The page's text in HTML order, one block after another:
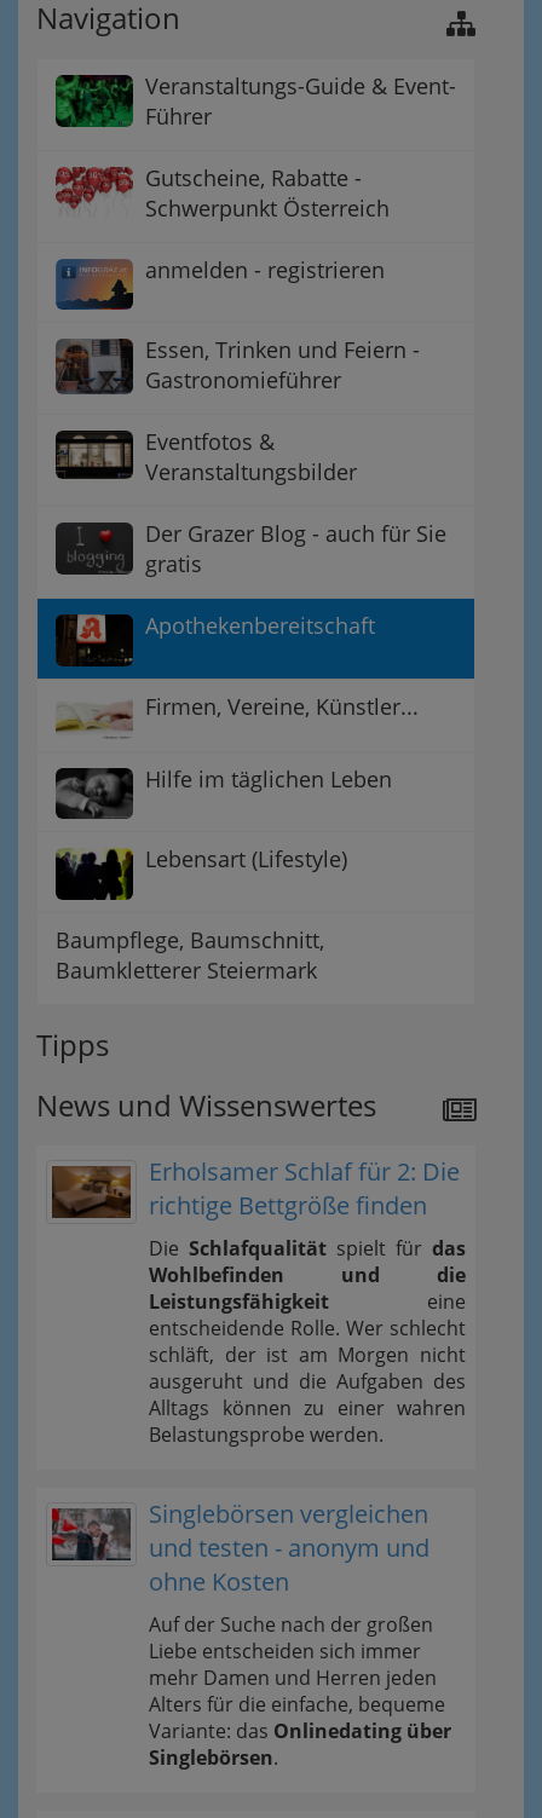
Navigation
Veranstaltungs-Guide & Event-
Führer
Gutscheine, Rabatte -
Schwerpunkt Österreich
anmelden - registrieren
Essen, Trinken und Feiern -
Gastronomieführer
Eventfotos &
Veranstaltungsbilder
Der Grazer Blog - auch für Sie
gratis
Apothekenbereitschaft
Firmen, Vereine, Künstler...
Hilfe im täglichen Leben
Lebensart (Lifestyle)
Baumpflege, Baumschnitt,
Baumkletterer Steiermark
Tipps
News und Wissenswertes
Erholsamer Schlaf für 2: Die
richtige Bettgröße finden
Die Schlafqualität spielt für das
Wohlbefinden und die
Leistungsfähigkeit eine
entscheidende Rolle. Wer schlecht
schläft, der ist am Morgen nicht
ausgeruht und die Aufgaben des
Alltags können zu einer wahren
Belastungsprobe werden.
Singlebörsen vergleichen
und testen - anonym und
ohne Kosten
Auf der Suche nach der großen
Liebe entscheiden sich immer
mehr Damen und Herren jeden
Alters für die einfache, bequeme
Variante: das Onlinedating über
Singlebörsen.